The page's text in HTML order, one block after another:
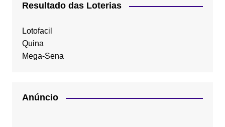
Resultado das Loterias
Lotofacil
Quina
Mega-Sena
Anúncio